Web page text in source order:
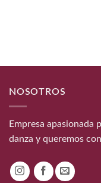
NOSOTROS
Empresa apasionada
danza y queremos